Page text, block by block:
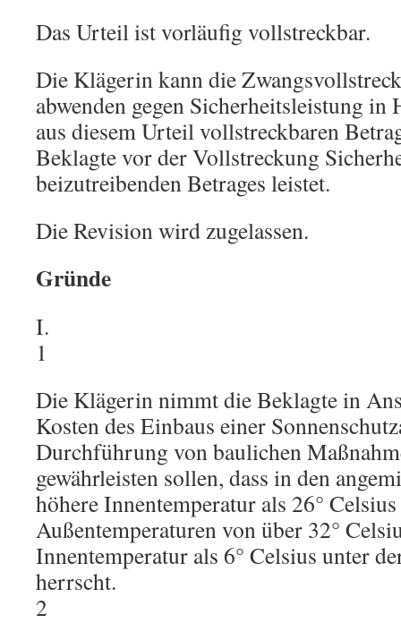
Das Urteil ist vorläufig vollstreckbar.
Die Klägerin kann die
abwenden gegen Sicherheitsleistung in
aus diesem Urteil vollstreckbaren
Beklagte vor der Vollstreckung
beizutreibenden Betrages leistet.
Die Revision wird zugelassen.
Gründe
I.
1
Die Klägerin nimmt die Beklagte in
Kosten des Einbaus einer
Durchführung von baulichen
gewährleisten sollen, dass in den
höhere Innentemperatur als 26°
Außentemperaturen von über 32°
Innentemperatur als 6° Celsius unter
herrscht.
2